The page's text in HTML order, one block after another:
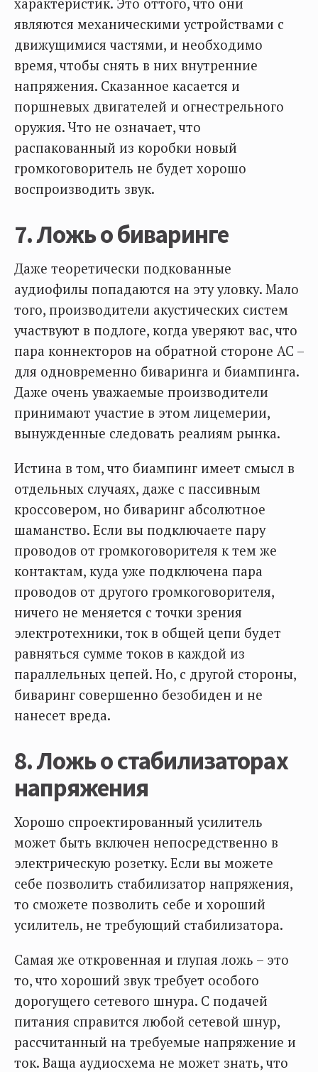
характеристик. Это оттого, что они
являются механическими устройствами с
движущимися частями, и необходимо
время, чтобы снять в них внутренние
напряжения. Сказанное касается и
поршневых двигателей и огнестрельного
оружия. Что не означает, что
распакованный из коробки новый
громкоговоритель не будет хорошо
воспроизводить звук.
7. Ложь о биваринге
Даже теоретически подкованные
аудиофилы попадаются на эту уловку. Мало
того, производители акустических систем
участвуют в подлоге, когда уверяют вас, что
пара коннекторов на обратной стороне АС –
для одновременно биваринга и биампинга.
Даже очень уважаемые производители
принимают участие в этом лицемерии,
вынужденные следовать реалиям рынка.
Истина в том, что биампинг имеет смысл в
отдельных случаях, даже с пассивным
кроссовером, но биваринг абсолютное
шаманство. Если вы подключаете пару
проводов от громкоговорителя к тем же
контактам, куда уже подключена пара
проводов от другого громкоговорителя,
ничего не меняется с точки зрения
электротехники, ток в общей цепи будет
равняться сумме токов в каждой из
параллельных цепей. Но, с другой стороны,
биваринг совершенно безобиден и не
нанесет вреда.
8. Ложь о стабилизаторах
напряжения
Хорошо спроектированный усилитель
может быть включен непосредственно в
электрическую розетку. Если вы можете
себе позволить стабилизатор напряжения,
то сможете позволить себе и хороший
усилитель, не требующий стабилизатора.
Самая же откровенная и глупая ложь – это
то, что хороший звук требует особого
дорогущего сетевого шнура. С подачей
питания справится любой сетевой шнур,
рассчитанный на требуемые напряжение и
ток. Ваща аудиосхема не может знать, что